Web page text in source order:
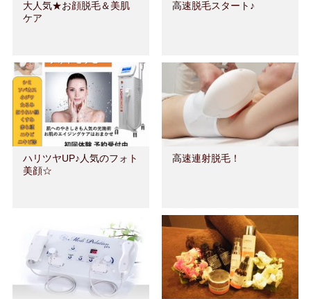
大人気★お顔脱毛＆美肌
ケア
高速脱毛スタート♪
ハリツヤUP♪人気のフォト
美顔☆
高速連射脱毛！